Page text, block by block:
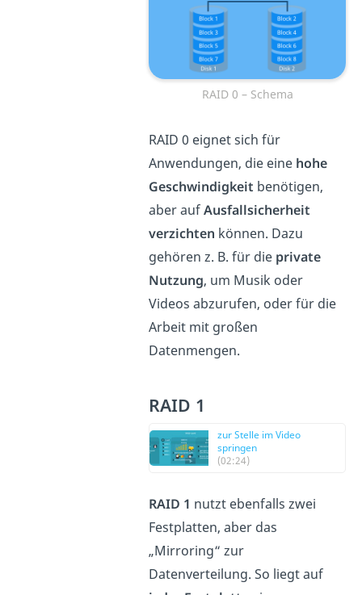
RAID 0 – Schema
RAID 0 eignet sich für
Anwendungen, die eine hohe
Geschwindigkeit benötigen,
aber aufAusfallsicherheit
verzichten können. Dazu
gehören z. B. für die private
Nutzung, um Musik oder
Videos abzurufen, oder für die
Arbeit mit großen
Datenmengen.
RAID 1
zur Stelle im Video
springen
(02:24)
RAID 1 nutzt ebenfalls zwei
Festplatten, aber das
„Mirroring“ zur
Datenverteilung. So liegt auf